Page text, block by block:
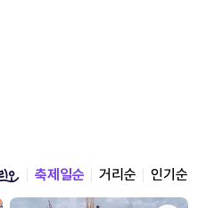
축제일순 거리순 인기순